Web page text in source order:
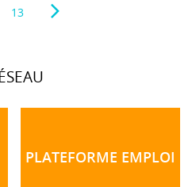
13
PLATEFORME EMPLOI